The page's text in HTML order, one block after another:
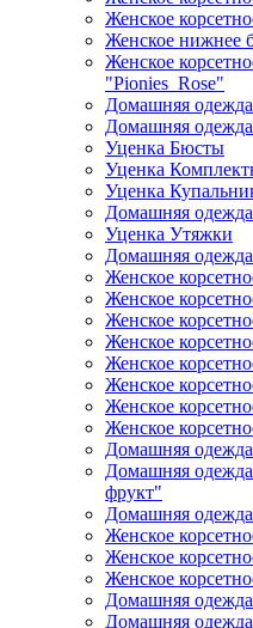
Женское
Женское нижнее
Женское
"Pionies_Rose"
Домашняя
Домашняя
Уценка Бюсты
Уценка
Уценка
Домашняя
Уценка Утяжки
Домашняя
Женское
Женское
Женское
Женское
Женское
Женское
Женское
Женское
Домашняя
Домашняя
фрукт"
Домашняя
Женское
Женское
Женское
Домашняя
Домашняя